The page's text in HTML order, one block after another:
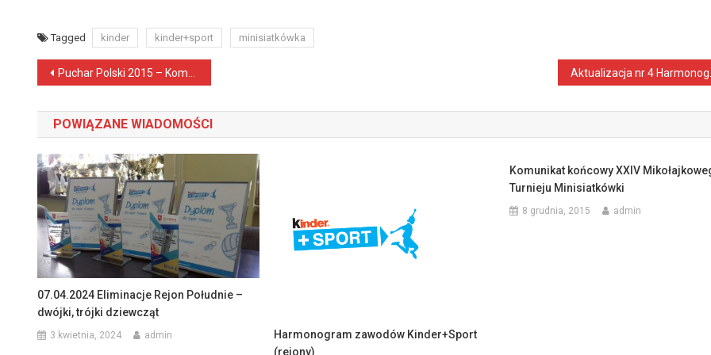
Tagged kinder kinder+sport minisiatkówka
Zobacz wpisy
Puchar Polski 2015 – Komunikat nr 3
POWIĄZANE WIADOMOŚCI
07.04.2024 Eliminacje Rejon Południe –
dwójki, trójki dziewcząt
3 kwietnia, 2024 admin
Harmonogram zawodów Kinder+Sport
(rejony)
Komunikat końcowy XXIV
Turnieju Minisiatkówki
8 grudnia, 2015 admin